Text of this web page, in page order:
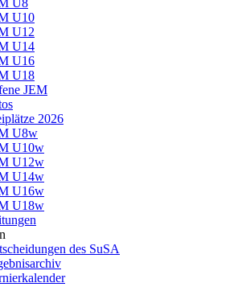
U8
U10
U12
U14
U16
U18
JEM
2026
U8w
U10w
U12w
U14w
U16w
U18w
des SuSA